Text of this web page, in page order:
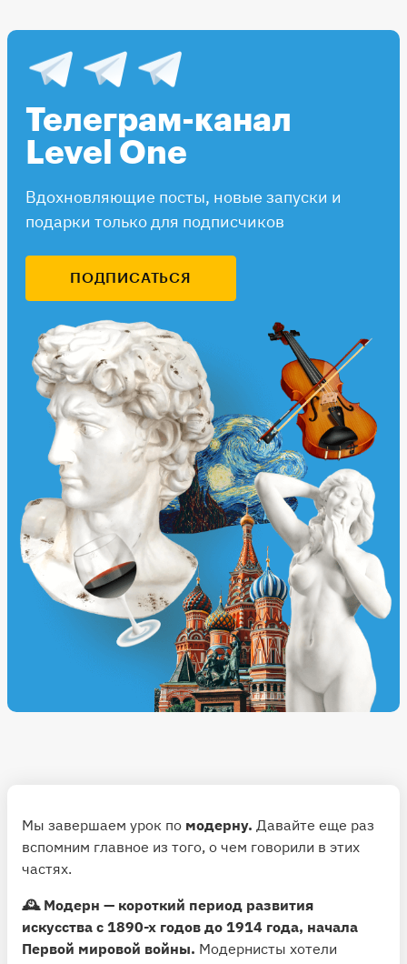
Телеграм-канал
Level One
Вдохновляющие посты, новые запуски и
подарки только для подписчиков
ПОДПИСАТЬСЯ
Мы завершаем урок по модерну. Давайте еще раз
вспомним главное из того, о чем говорили в этих
частях.
🕰 Модерн — короткий период развития
искусства с 1890-х годов до 1914 года, начала
Первой мировой войны. Модернисты хотели